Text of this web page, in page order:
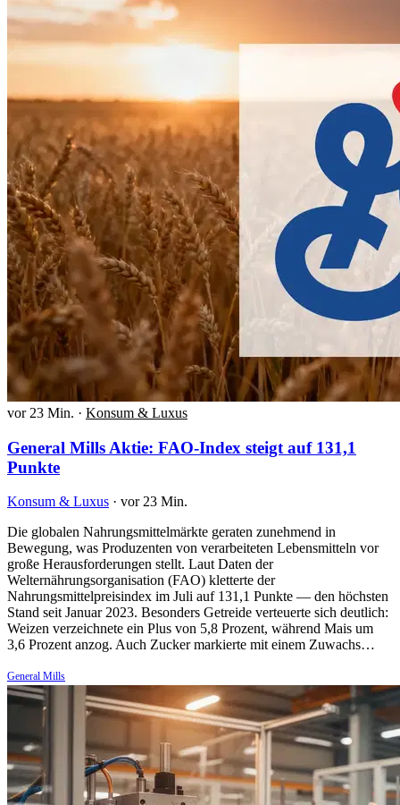
vor 23 Min. · Konsum & Luxus
General Mills Aktie: FAO-Index steigt auf 131,1
Punkte
Konsum & Luxus · vor 23 Min.
Die globalen Nahrungsmittelmärkte geraten zunehmend in
Bewegung, was Produzenten von verarbeiteten Lebensmitteln vor
große Herausforderungen stellt. Laut Daten der
Welternährungsorganisation (FAO) kletterte der
Nahrungsmittelpreisindex im Juli auf 131,1 Punkte — den höchsten
Stand seit Januar 2023. Besonders Getreide verteuerte sich deutlich:
Weizen verzeichnete ein Plus von 5,8 Prozent, während Mais um
3,6 Prozent anzog. Auch Zucker markierte mit einem Zuwachs…
General Mills